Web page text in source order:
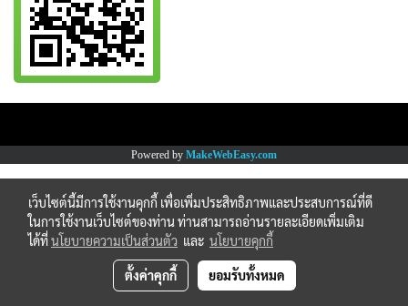
Powered by MakeWebEasy.com
เว็บไซต์นี้มีการใช้งานคุกกี้ เพื่อเพิ่มประสิทธิภาพและประสบการณ์ที่ดี
ในการใช้งานเว็บไซต์ของท่าน ท่านสามารถอ่านรายละเอียดเพิ่มเติม
ได้ที่นโยบายความเป็นส่วนตัว และ นโยบายคุกกี้
ตั้งค่าคุกกี้ ยอมรับทั้งหมด